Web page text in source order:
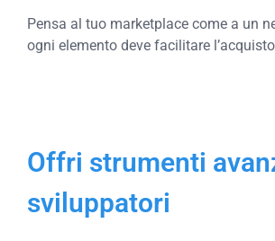
Pensa al tuo marketplace come a un
ogni elemento deve facilitare
Offri strumenti
sviluppatori